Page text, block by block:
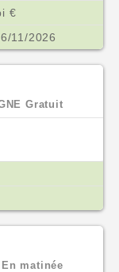
€
11/2026
Gratuit
matinée